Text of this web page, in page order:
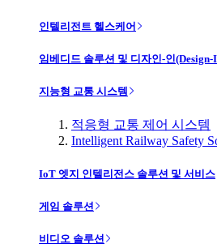
인텔리전트 헬스케어
임베디드 솔루션 및 디자인-인(Design-
지능형 교통 시스템
적응형 교통 제어 시스템
Intelligent Railway Safety
IoT 엣지 인텔리전스 솔루션 및 서비스
게임 솔루션
비디오 솔루션